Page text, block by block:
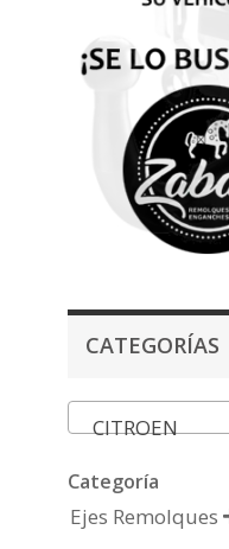
CATEGORÍAS
CITROEN
Categoría
Ejes Remolques